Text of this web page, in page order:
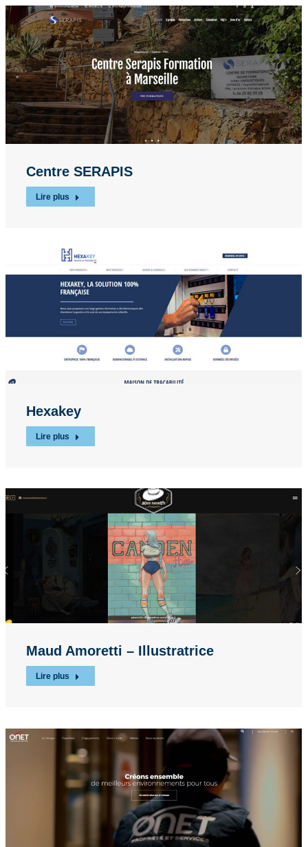
Centre SERAPIS
Lire plus
Hexakey
Lire plus
Maud Amoretti – Illustratrice
Lire plus